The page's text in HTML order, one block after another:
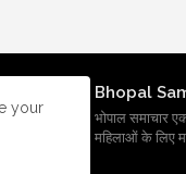
Bhopal
भोपाल समाचार एक
महिलाओं के लिए
your